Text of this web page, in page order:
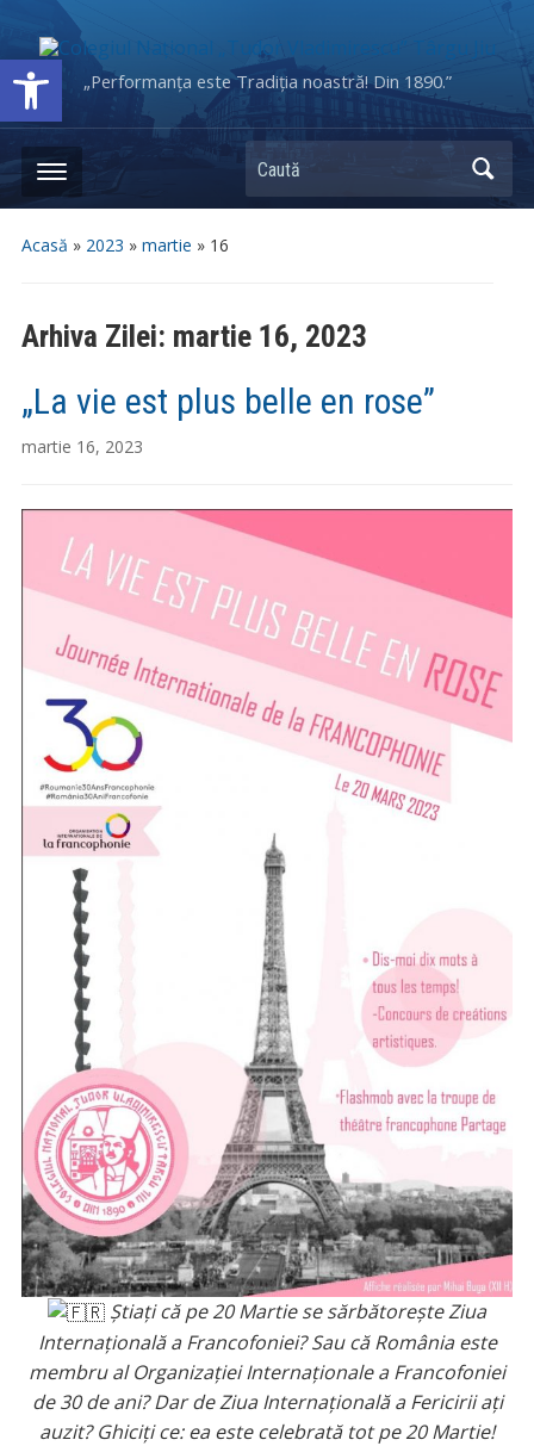
Deschide bara de unelte„Performanța este Tradiția noastră! Din 1890.”
Caută
Acasă » 2023 » martie » 16
Arhiva Zilei: martie 16, 2023
„La vie est plus belle en rose”
martie 16, 2023
Știați că pe 20 Martie se sărbătorește Ziua
Internațională a Francofoniei? Sau că România este
membru al Organizației Internaționale a Francofoniei
de 30 de ani? Dar de Ziua Internațională a Fericirii ați
auzit? Ghiciți ce: ea este celebrată tot pe 20 Martie!